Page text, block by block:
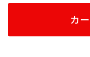
カ